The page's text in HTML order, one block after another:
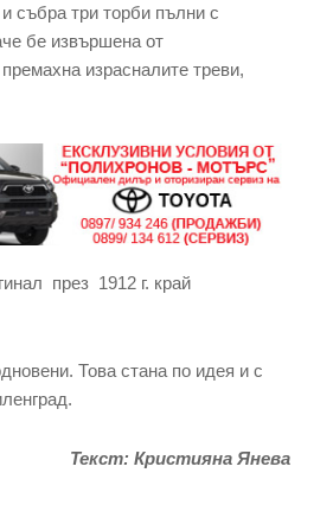
събра три торби пълни с
бе извършена от
израсналите треви,
през 1912 г. край
Това стана по идея и с
Текст: Кристияна Янева